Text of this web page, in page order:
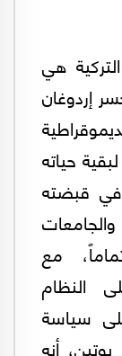
هي
إردوغان
حياته
قبضته
مع
النظام
سياسة
أنه